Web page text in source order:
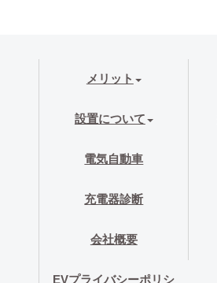
メリット
設置について
電気自動車
充電器診断
会社概要
EVプライバシーポリシ